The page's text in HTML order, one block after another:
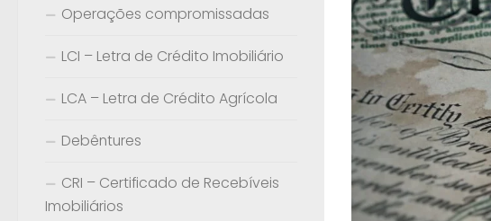
Operações compromissadas
LCI – Letra de Crédito Imobiliário
LCA – Letra de Crédito Agrícola
Debêntures
CRI – Certificado de Recebíveis
Imobiliários